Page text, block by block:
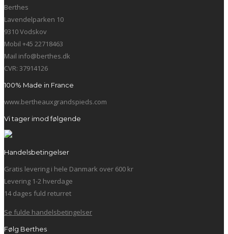
Berthes
Lavendelparken 10
9310 Vodskov
Mobil +45 22718463
Mail info@berthes.dk
CVR: 37914126
100% Made in France
www.bertheauxgrandspieds.com
Vi tager imod følgende
Handelsbetingelser
Gratis levering i hele Danmark over 600 kr
Levering 1-2 hverdage
14 dages fuld returret
Se fulde handelsbetingelser
Følg Berthes